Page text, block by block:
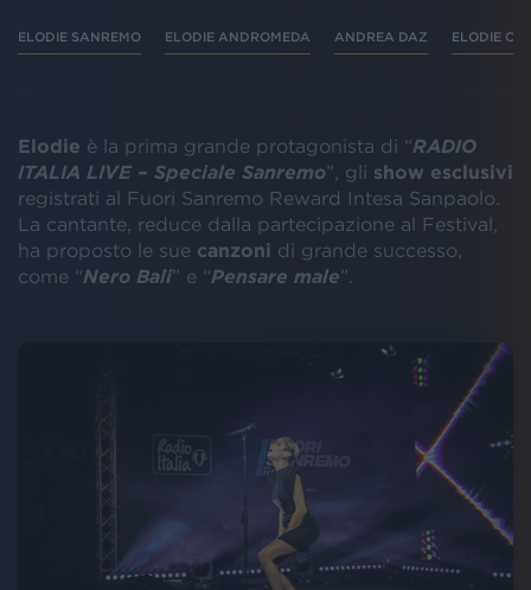
ELODIE SANREMO ELODIE ANDROMEDA ANDREA DAZ ELODIE
Elodie è la prima grande protagonista di “RADIO
ITALIA LIVE – Speciale Sanremo”, gli show esclusivi
registrati al Fuori Sanremo Reward Intesa Sanpaolo.
La cantante, reduce dalla partecipazione al Festival,
ha proposto le sue canzoni di grande successo,
come “Nero Bali” e “Pensare male”.